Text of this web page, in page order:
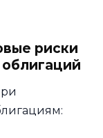
риски